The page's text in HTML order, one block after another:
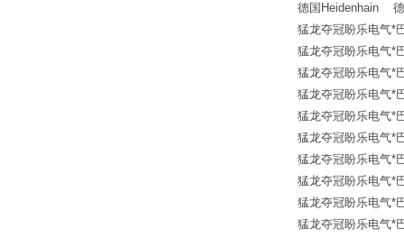
德国Heidenhain 德
猛龙夺冠盼乐电气*
猛龙夺冠盼乐电气*
猛龙夺冠盼乐电气*
猛龙夺冠盼乐电气*
猛龙夺冠盼乐电气*
猛龙夺冠盼乐电气*
猛龙夺冠盼乐电气*
猛龙夺冠盼乐电气*
猛龙夺冠盼乐电气*
猛龙夺冠盼乐电气*